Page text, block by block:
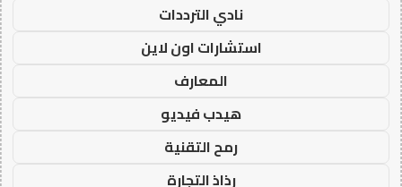
نادي الترددات
استشارات اون لاين
المعارف
هيدب فيديو
رمح التقنية
رذاذ التجارة